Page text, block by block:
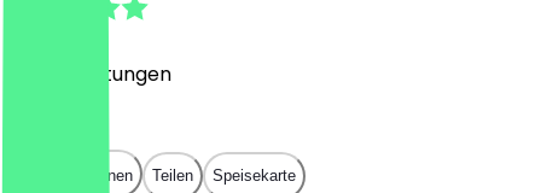
Bewertungen
In App öffnen Teilen Speisekarte